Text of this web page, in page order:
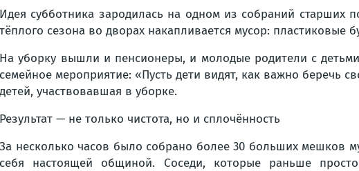
Идея субботника зародилась на одном из собраний старших
тёплого сезона во дворах накапливается мусор: пластиковые
На уборку вышли и пенсионеры, и молодые родители с
семейное мероприятие: «Пусть дети видят, как важно беречь
детей, участвовавшая в уборке.
Результат — не только чистота, но и сплочённость
За несколько часов было собрано более 30 больших мешков
себя настоящей общиной. Соседи, которые раньше